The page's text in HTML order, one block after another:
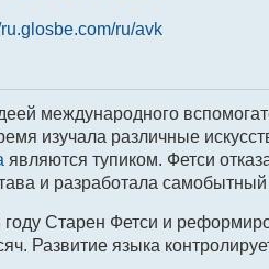
ru.glosbe.com/ru/avk
международного
изучала различные
являются тупиком. Фетси
и разработала
Старен Фетси и
Развитие языка